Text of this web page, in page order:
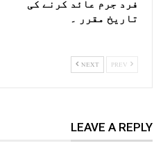
فرد جرم عائد کرنے کی
تاریخ مقرر ۔
NEXT
LEAVE A REPLY